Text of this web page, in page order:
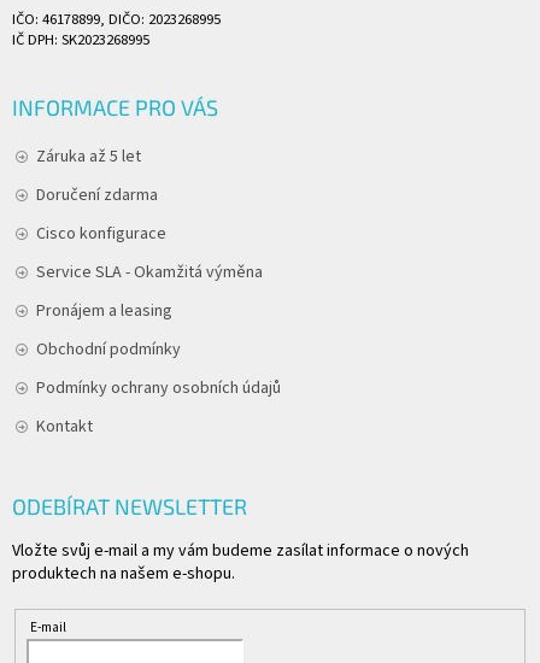
IČO: 46178899, DIČO: 2023268995
IČ DPH: SK2023268995
INFORMACE PRO VÁS
Záruka až 5 let
Doručení zdarma
Cisco konfigurace
Service SLA - Okamžitá výměna
Pronájem a leasing
Obchodní podmínky
Podmínky ochrany osobních údajů
Kontakt
ODEBÍRAT NEWSLETTER
Vložte svůj e-mail a my vám budeme zasílat informace o nových
produktech na našem e-shopu.
E-mail